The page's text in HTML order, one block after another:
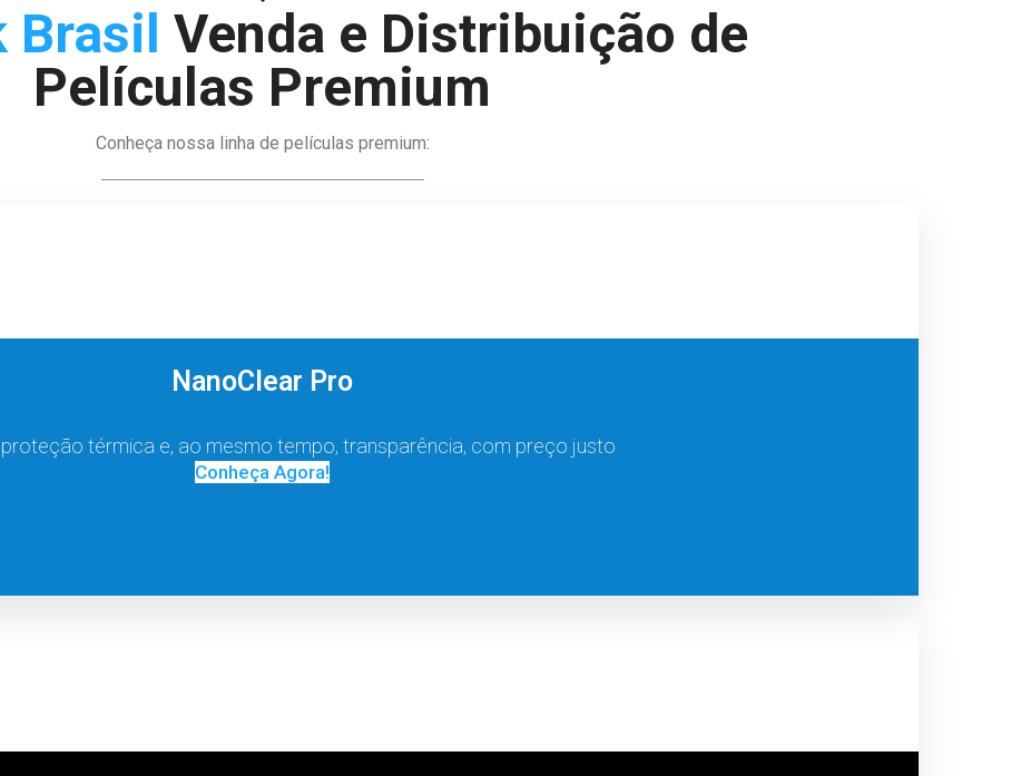
Brasil Venda e Distribuição de
Películas Premium
Conheça nossa linha de películas premium:
NanoClear Pro
térmica e, ao mesmo tempo, transparência, com preço justo
Conheça Agora!